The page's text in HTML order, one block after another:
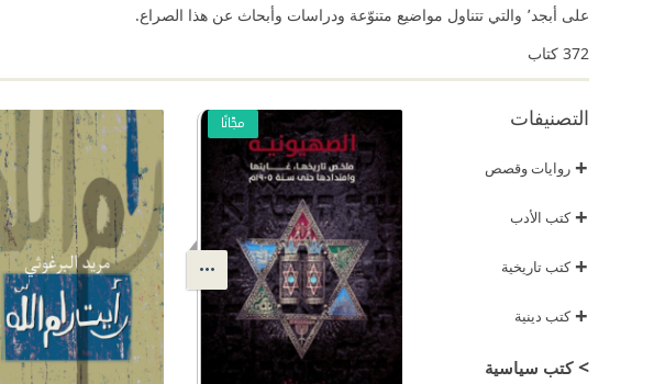
على أبجد٬ والتي تتناول مواضيع متنوّعة ودراسات وأبحاث عن هذا الصراع.
372 كتاب
التصنيفات
+ روايات وقصص
+كتب الأدب
+كتب تاريخية
+كتب دينية
>كتب سياسية
مجّانًا